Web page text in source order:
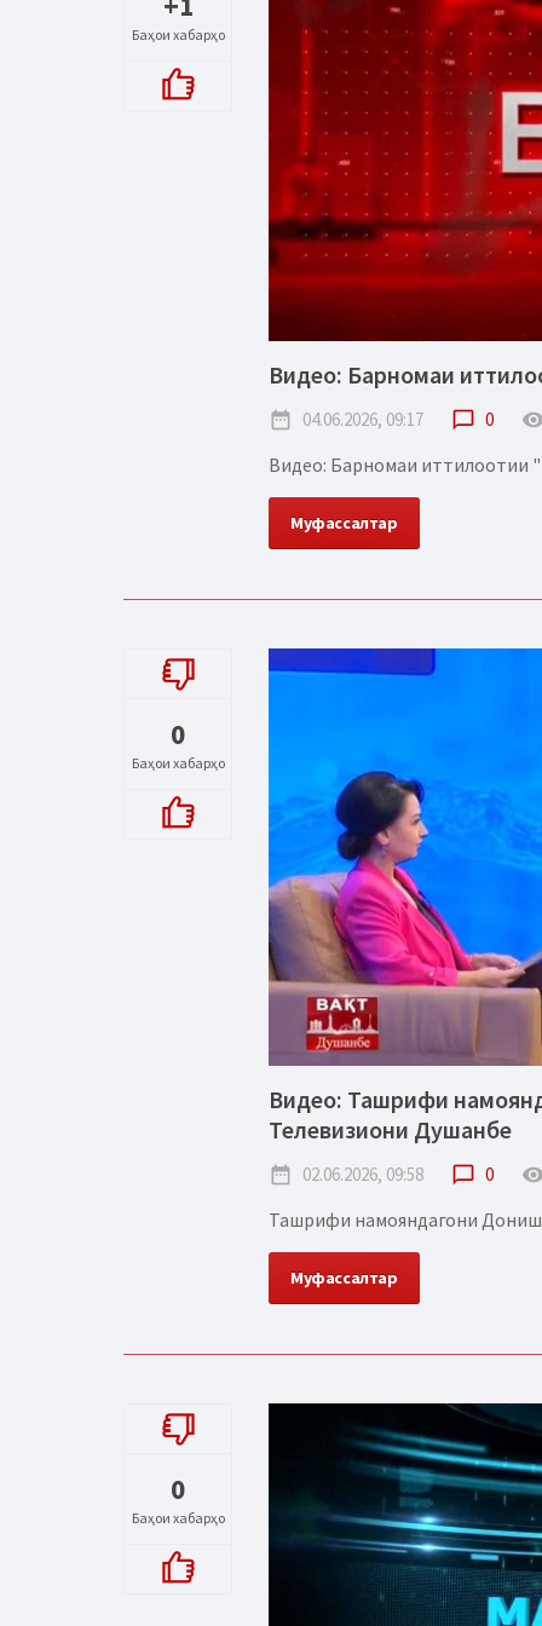
Баҳои хабарҳо
Видео: Барномаи
date_range 04.06.2026, 09:17 chat_bubble_outline 0
Видео: Барномаи иттилоотии
Муфассалтар
0
Баҳои хабарҳо
Видео: Ташрифи
Телевизиони Душанбе
date_range 02.06.2026, 09:58 chat_bubble_outline 0
Ташрифи намояндагони
Муфассалтар
0
Баҳои хабарҳо